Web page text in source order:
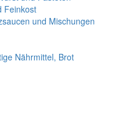
Feinkost
und Mischungen
Nährmittel, Brot